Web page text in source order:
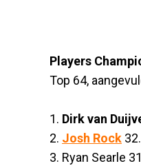
Players
Top 64,
1. Dirk van
2. Josh Rock
3. Ryan Searle